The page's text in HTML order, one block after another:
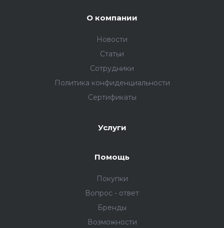
О компании
Новости
Статьи
Сотрудники
Политика конфиденциальности
Сертификаты
Услуги
Помощь
Покупки
Вопрос - ответ
Бренды
Возможности